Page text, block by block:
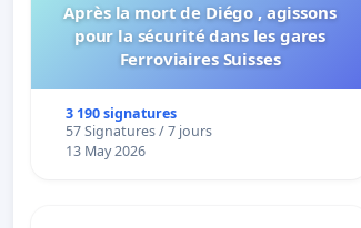
Après la mort de Diégo , agissons
pour la sécurité dans les gares
Ferroviaires Suisses
3 190 signatures
57 Signatures / 7 jours
13 May 2026